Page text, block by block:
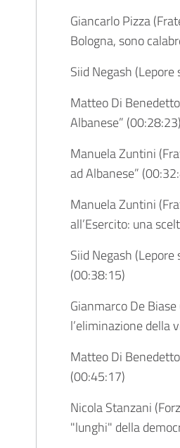
Giancarlo Pizza
Bologna, sono
Siid Negash (Lepore
Matteo Di
Albanese” (00:28:23)
Manuela Zuntini
ad Albanese” (
Manuela Zuntini
all’Esercito: una
Siid Negash
(00:38:15)
Gianmarco De
l’eliminazione della
Matteo Di
(00:45:17)
Nicola Stanzani
"lunghi" della